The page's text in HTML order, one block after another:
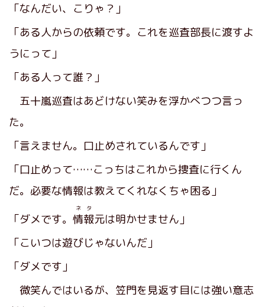
「なんだい、こりゃ？」
「ある人からの依頼です。これを巡査部長に渡すよ
うにって」
「ある人って誰？」
五十嵐巡査はあどけない笑みを浮かべつつ言っ
た。
「言えません。口止めされているんです」
「口止めって……こっちはこれから捜査に行くん
だ。必要な情報は教えてくれなくちゃ困る」
「ダメです。 情報
ネタ
元は明かせません」
「こいつは遊びじゃないんだ」
「ダメです」
微笑んではいるが、笠門を見返す目には強い意志